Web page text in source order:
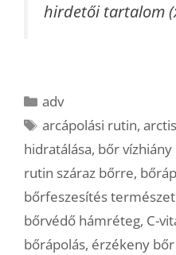
hirdetői tartalom
Kategória
adv
Címkék
arcápolási rutin,
hidratálása, bőr vízhiány
rutin száraz bőrre,
bőrfeszesítés
bőrvédő hámréteg, C-
bőrápolás, érzékeny bőr